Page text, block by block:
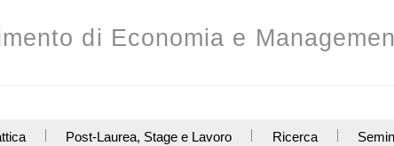
di Economia e
Post-Laurea, Stage e Lavoro Ricerca